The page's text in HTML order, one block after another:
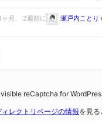
月、 2週前に 瀬戸内こと
reCaptcha for
レクトリページの情報を見る